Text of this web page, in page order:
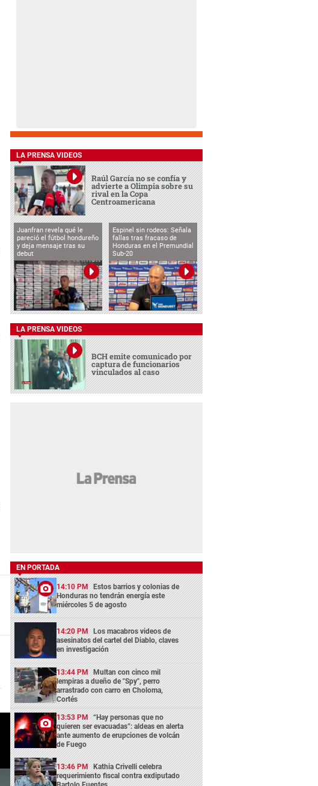
LA PRENSA VIDEOS
Raúl García no se confía y
advierte a Olimpia sobre su
rival en la Copa
Centroamericana
Juanfran revela qué le
pareció el fútbol hondureño
y deja mensaje tras su
debut
Espinel sin rodeos: Señala
fallas tras fracaso de
Honduras en el Premundial
Sub-20
LA PRENSA VIDEOS
BCH emite comunicado por
captura de funcionarios
vinculados al caso
EN PORTADA
14:10 PM Estos barrios y colonias de
Honduras no tendrán energía este
miércoles 5 de agosto
14:20 PM Los macabros videos de
asesinatos del cartel del Diablo, claves
en investigación
13:44 PM Multan con cinco mil
lempiras a dueño de "Spy", perro
arrastrado con carro en Choloma,
Cortés
13:53 PM “Hay personas que no
quieren ser evacuadas”: aldeas en alerta
ante aumento de erupciones de volcán
de Fuego
13:46 PM Kathia Crivelli celebra
requerimiento fiscal contra exdiputado